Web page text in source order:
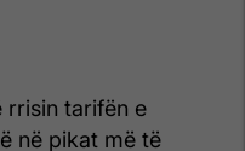
rrisin tarifën e
në pikat më të